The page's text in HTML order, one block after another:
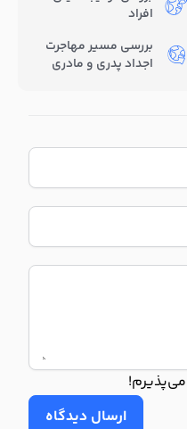
افراد
بررسی مسیر مهاجرت
اجداد پدری و مادری
ارسال دیدگاه